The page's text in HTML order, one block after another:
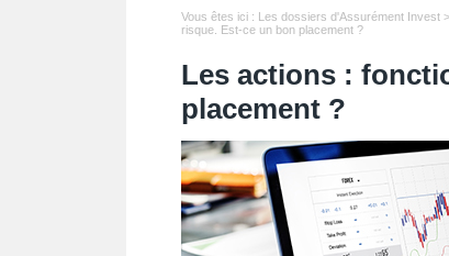
Vous êtes ici : Les dossiers d'Assurément Invest>
risque. Est-ce un bon placement ?
Les actions :
placement ?